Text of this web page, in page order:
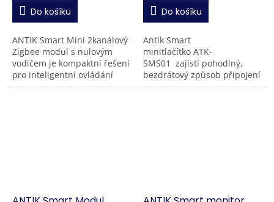
Do košíku
ANTIK Smart Mini 2kanálový
Zigbee modul s nulovým
vodičem je kompaktní řešení
pro inteligentní ovládání
světel bez nutnosti zásahu
Do košíku
Antik Smart
minitlačítko ATK-
SMS01 zajistí pohodlný,
bezdrátový způsob připojení
k vašim spotřebičům nebo